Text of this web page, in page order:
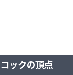
ックの頂点